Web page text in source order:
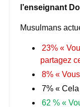
l’enseignant
Musulmans
23% «
partagez
8% «
7% «
62 % «